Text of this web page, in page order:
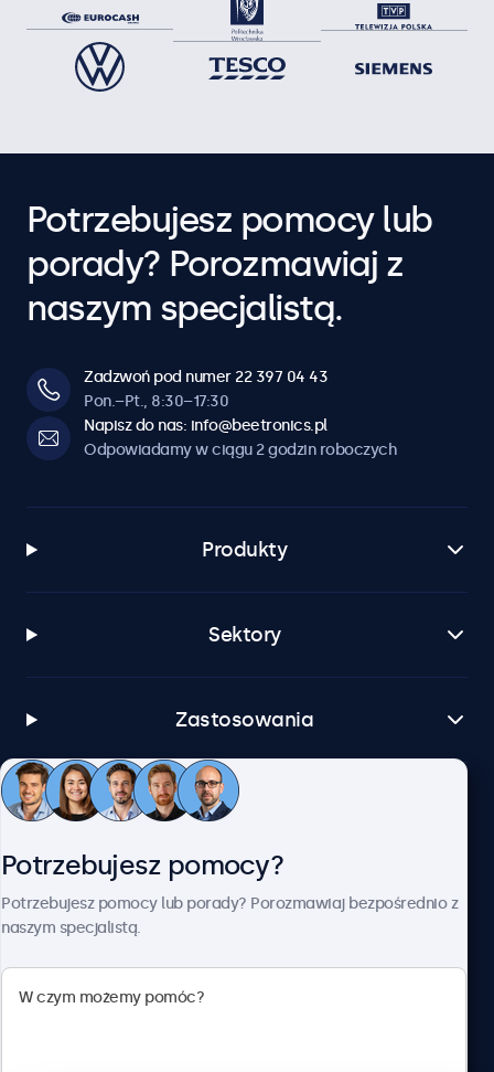
Potrzebujesz pomocy lub
porady? Porozmawiaj z
naszym specjalistą.
Zadzwoń pod numer 22 397 04 43
Pon.–Pt., 8:30–17:30
Napisz do nas: info@beetronics.pl
Odpowiadamy w ciągu 2 godzin roboczych
Produkty
Sektory
Zastosowania
Obsługa klienta
Potrzebujesz pomocy?
Potrzebujesz pomocy lub porady? Porozmawiaj bezpośrednio z
naszym specjalistą.